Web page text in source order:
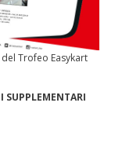
Trofeo Easykart
SUPPLEMENTARI